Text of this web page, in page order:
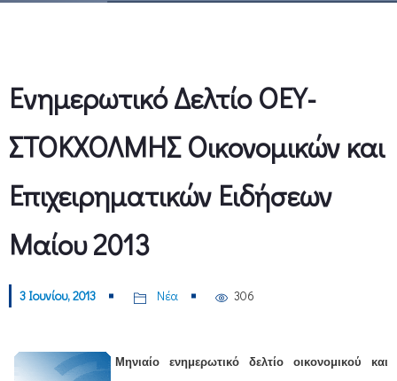
Ενημερωτικό Δελτίο ΟΕΥ-
ΣΤΟΚΧΟΛΜΗΣ Οικονομικών και
Επιχειρηματικών Ειδήσεων
Μαίου 2013
3 Ιουνίου, 2013 Νέα 306
Μηνιαίο ενημερωτικό δελτίο οικονομικού και